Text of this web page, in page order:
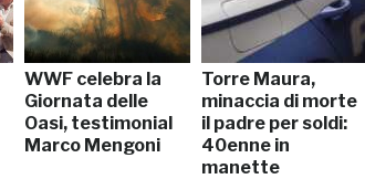
WWF celebra la
Giornata delle
Oasi, testimonial
Marco Mengoni
Torre Maura,
minaccia di morte
il padre per soldi:
40enne in
manette